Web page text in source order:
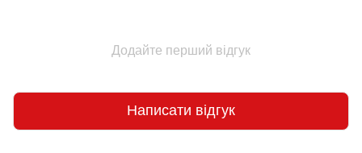
Додайте перший відгук
Написати відгук